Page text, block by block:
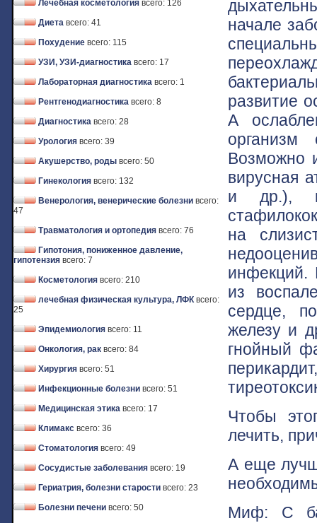
Лечебная косметология всего: 126
Диета всего: 41
Похудение всего: 115
УЗИ, УЗИ-диагностика всего: 17
Лабораторная диагностика всего: 1
Рентгенодиагностика всего: 8
Диагностика всего: 28
Урология всего: 39
Акушерство, роды всего: 50
Гинекология всего: 132
Венерология, венерические болезни всего:
47
Травматология и ортопедия всего: 76
Гипотония, пониженное давление,
гипотензия всего: 7
Косметология всего: 210
лечебная физическая культура, ЛФК всего:
25
Эпидемиология всего: 11
Онкология, рак всего: 84
Хирургия всего: 51
Инфекционные болезни всего: 51
Медицинская этика всего: 17
Климакс всего: 36
Стоматология всего: 49
Сосудистые заболевания всего: 19
Гериатрия, болезни старости всего: 23
Болезни печени всего: 50
начале
развитие
А
организм
Возможно
вирусная
и др.), к
на
инфекций.
из
сердце,
железу и
гнойный
Чтобы
лечить,
А еще
Миф: С